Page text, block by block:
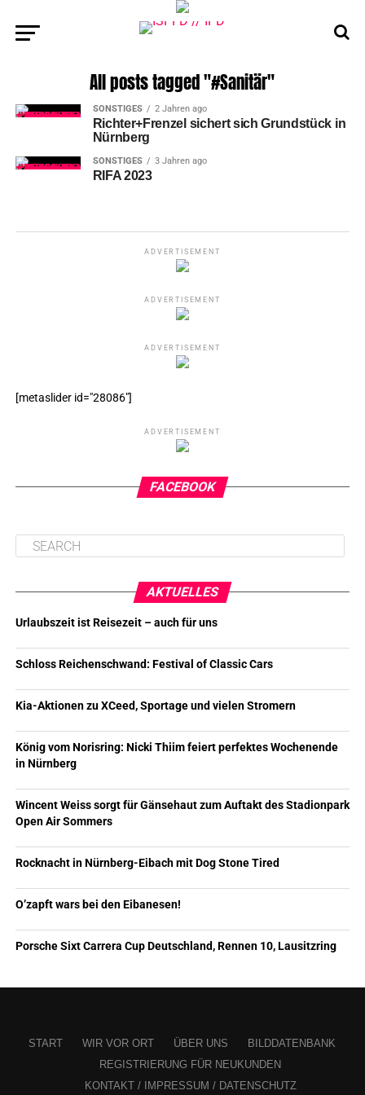
All posts tagged "#Sanitär"
SONSTIGES 2 Jahren ago
Richter+Frenzel sichert sich Grundstück in
Nürnberg
SONSTIGES 3 Jahren ago
RIFA 2023
ADVERTISEMENT
ADVERTISEMENT
ADVERTISEMENT
[metaslider id="28086"]
ADVERTISEMENT
FACEBOOK
AKTUELLES
Urlaubszeit ist Reisezeit – auch für uns
Schloss Reichenschwand: Festival of Classic Cars
Kia-Aktionen zu XCeed, Sportage und vielen Stromern
König vom Norisring: Nicki Thiim feiert perfektes Wochenende
in Nürnberg
Wincent Weiss sorgt für Gänsehaut zum Auftakt des Stadionpark
Open Air Sommers
Rocknacht in Nürnberg-Eibach mit Dog Stone Tired
O’zapft wars bei den Eibanesen!
Porsche Sixt Carrera Cup Deutschland, Rennen 10, Lausitzring
START WIR VOR ORT ÜBER UNS
BILDDATENBANK
REGISTRIERUNG FÜR NEUKUNDEN
KONTAKT / IMPRESSUM / DATENSCHUTZ